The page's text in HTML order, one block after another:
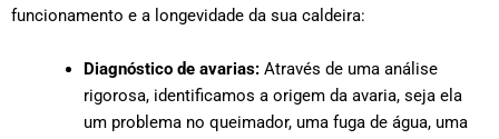
funcionamento e a longevidade da sua caldeira:
Diagnóstico de avarias: Através de uma análise
rigorosa, identificamos a origem da avaria, seja ela
um problema no queimador, uma fuga de água, uma